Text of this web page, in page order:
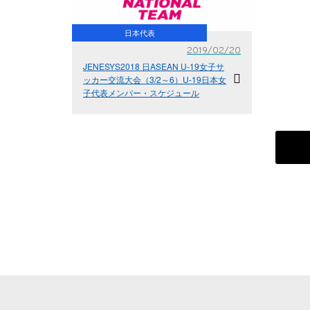
日本代表
2019/02/20
JENESYS2018 日ASEAN U-19女子サ
ッカー交流大会（3/2～6）U-19日本女
子代表メンバー・スケジュール